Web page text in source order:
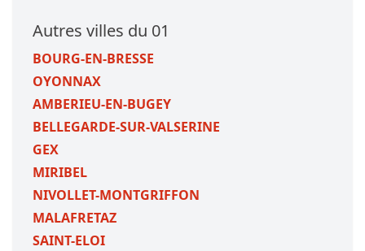
Autres villes du 01
BOURG-EN-BRESSE
OYONNAX
AMBERIEU-EN-BUGEY
BELLEGARDE-SUR-VALSERINE
GEX
MIRIBEL
NIVOLLET-MONTGRIFFON
MALAFRETAZ
SAINT-ELOI